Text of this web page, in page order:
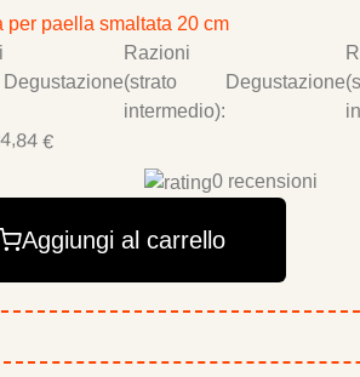
per paella smaltata 20 cm
Degustazione
Razioni
(strato
intermedio):
Degustazione
4,84 €
0 recensioni
Aggiungi al carrello